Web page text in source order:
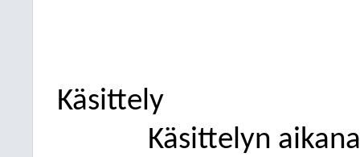
Käsittely
Käsittelyn